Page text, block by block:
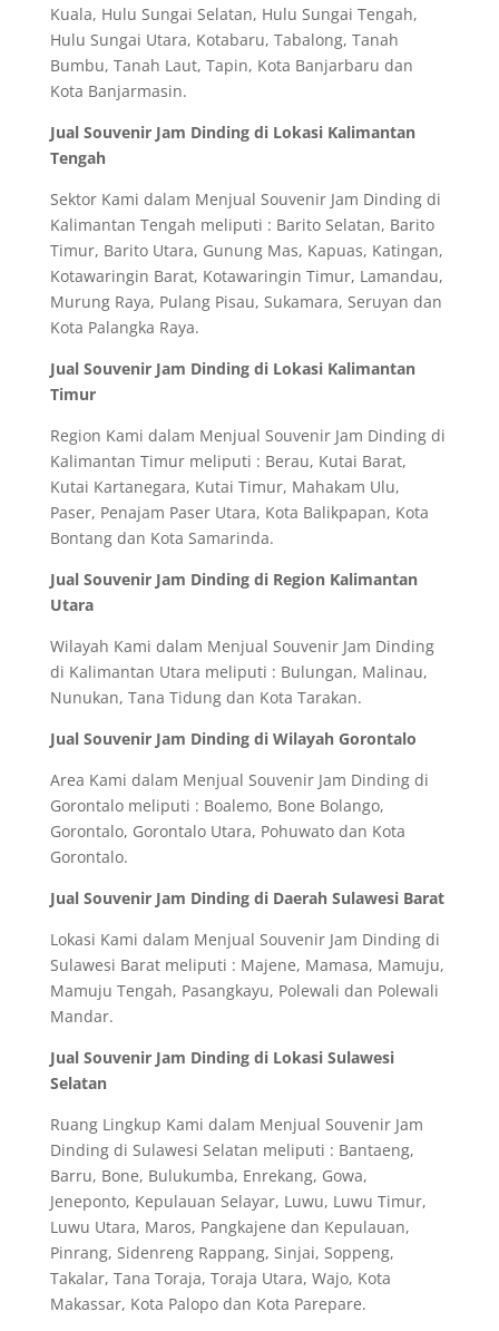
Kuala, Hulu Sungai Selatan, Hulu Sungai Tengah,
Hulu Sungai Utara, Kotabaru, Tabalong, Tanah
Bumbu, Tanah Laut, Tapin, Kota Banjarbaru dan
Kota Banjarmasin.
Jual Souvenir Jam Dinding di Lokasi Kalimantan
Tengah
Sektor Kami dalam Menjual Souvenir Jam Dinding di
Kalimantan Tengah meliputi : Barito Selatan, Barito
Timur, Barito Utara, Gunung Mas, Kapuas, Katingan,
Kotawaringin Barat, Kotawaringin Timur, Lamandau,
Murung Raya, Pulang Pisau, Sukamara, Seruyan dan
Kota Palangka Raya.
Jual Souvenir Jam Dinding di Lokasi Kalimantan
Timur
Region Kami dalam Menjual Souvenir Jam Dinding di
Kalimantan Timur meliputi : Berau, Kutai Barat,
Kutai Kartanegara, Kutai Timur, Mahakam Ulu,
Paser, Penajam Paser Utara, Kota Balikpapan, Kota
Bontang dan Kota Samarinda.
Jual Souvenir Jam Dinding di Region Kalimantan
Utara
Wilayah Kami dalam Menjual Souvenir Jam Dinding
di Kalimantan Utara meliputi : Bulungan, Malinau,
Nunukan, Tana Tidung dan Kota Tarakan.
Jual Souvenir Jam Dinding di Wilayah Gorontalo
Area Kami dalam Menjual Souvenir Jam Dinding di
Gorontalo meliputi : Boalemo, Bone Bolango,
Gorontalo, Gorontalo Utara, Pohuwato dan Kota
Gorontalo.
Jual Souvenir Jam Dinding di Daerah Sulawesi Barat
Lokasi Kami dalam Menjual Souvenir Jam Dinding di
Sulawesi Barat meliputi : Majene, Mamasa, Mamuju,
Mamuju Tengah, Pasangkayu, Polewali dan Polewali
Mandar.
Jual Souvenir Jam Dinding di Lokasi Sulawesi
Selatan
Ruang Lingkup Kami dalam Menjual Souvenir Jam
Dinding di Sulawesi Selatan meliputi : Bantaeng,
Barru, Bone, Bulukumba, Enrekang, Gowa,
Jeneponto, Kepulauan Selayar, Luwu, Luwu Timur,
Luwu Utara, Maros, Pangkajene dan Kepulauan,
Pinrang, Sidenreng Rappang, Sinjai, Soppeng,
Takalar, Tana Toraja, Toraja Utara, Wajo, Kota
Makassar, Kota Palopo dan Kota Parepare.